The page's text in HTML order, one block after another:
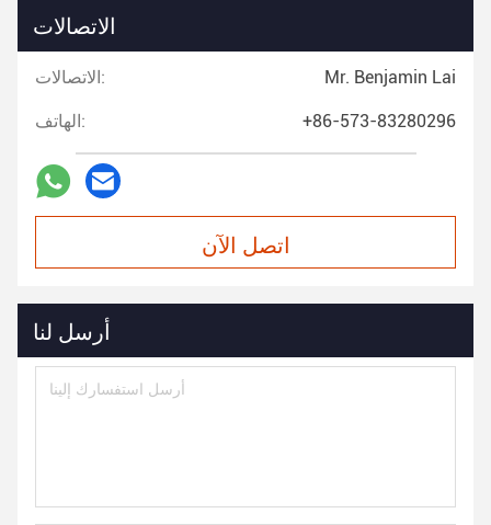
الاتصالات
الاتصالات: Mr. Benjamin Lai
الهاتف: +86-573-83280296
اتصل الآن
أرسل لنا